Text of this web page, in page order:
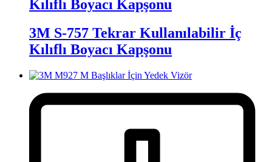
Kılıflı Boyacı Kapşonu
3M S-757 Tekrar Kullanılabilir İç
Kılıflı Boyacı Kapşonu